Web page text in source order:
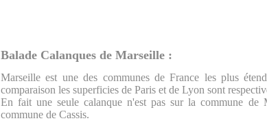
Balade Calanques de Marseille :
Marseille est une des communes de France les plus
comparaison les superficies de Paris et de Lyon sont
En fait une seule calanque n'est pas sur la commune de
commune de Cassis.